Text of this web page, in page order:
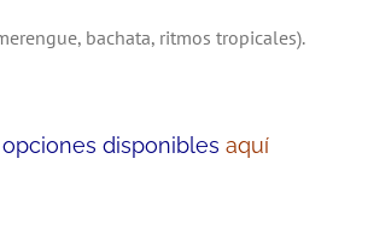
bachata, ritmos tropicales).
disponibles aquí